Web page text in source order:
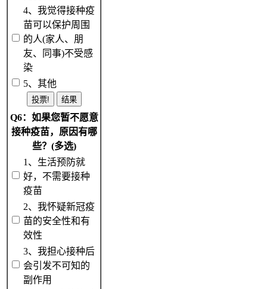
4、我觉得接种疫
苗可以保护周围
的人(家人、朋
友、同事)不受感
染
5、其他
Q6：如果您暂不愿意
接种疫苗，原因有哪
些？(多选)
1、生活预防就
好，不需要接种
疫苗
2、我怀疑新冠疫
苗的安全性和有
效性
3、我担心接种后
会引发不可知的
副作用